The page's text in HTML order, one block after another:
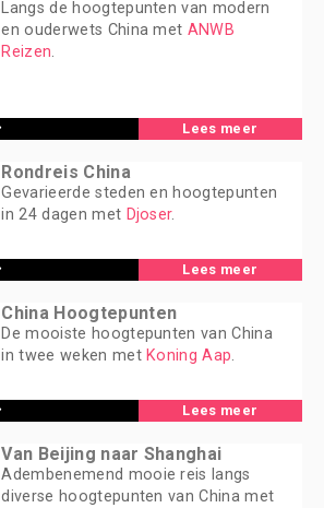
Langs de hoogtepunten van modern
en ouderwets China met ANWB
Reizen.
Lees meer
Rondreis China
Gevarieerde steden en hoogtepunten
in 24 dagen met Djoser.
Lees meer
China Hoogtepunten
De mooiste hoogtepunten van China
in twee weken metKoning Aap.
Lees meer
Van Beijing naar Shanghai
Adembenemend mooie reis langs
diverse hoogtepunten van China met